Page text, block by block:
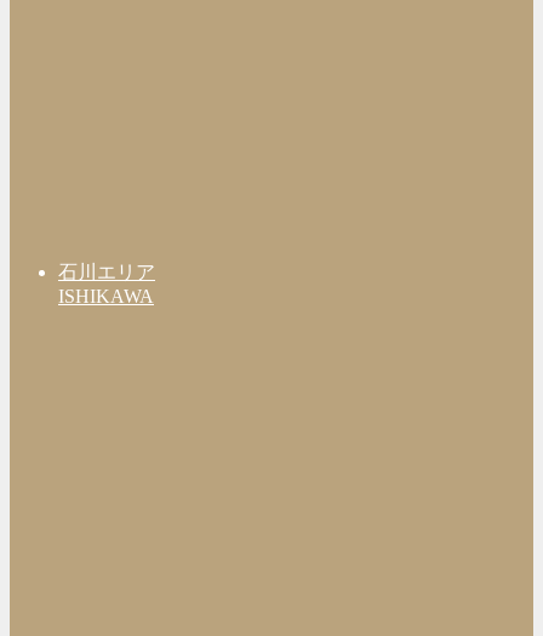
石川エリア
ISHIKAWA